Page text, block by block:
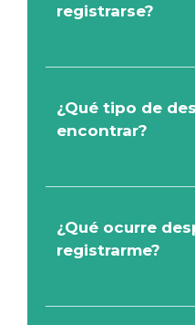
registrarse?
¿Qué tipo de
encontrar?
¿Qué ocurre
registrarme?